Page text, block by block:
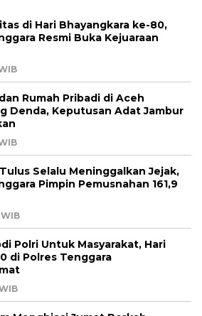
di Hari Bhayangkara ke-80,
Resmi Buka Kejuaraan
Rumah Pribadi di Aceh
Denda, Keputusan Adat Jambur
Selalu Meninggalkan Jejak,
Pimpin Pemusnahan 161,9
Polri Untuk Masyarakat, Hari
di Polres Tenggara